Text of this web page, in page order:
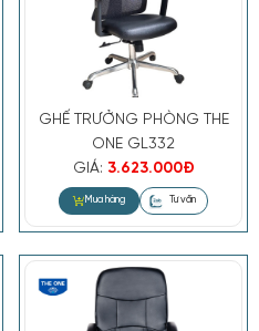
GHẾ TRƯỞNG PHÒNG THE
ONE GL332
GIÁ: 3.623.000Đ